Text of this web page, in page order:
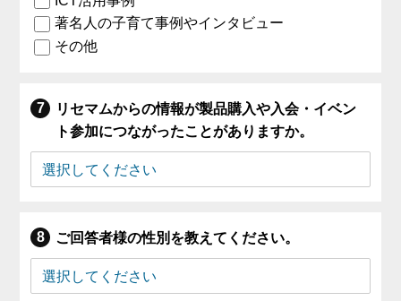
著名人の子育て事例やインタビュー
その他
リセマムからの情報が製品購入や入会・イベン
ト参加につながったことがありますか。
ご回答者様の性別を教えてください。